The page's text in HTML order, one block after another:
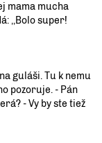
mama mucha
,,Bolo super!
guláši. Tu k nemu
pozoruje. - Pán
- Vy by ste tiež